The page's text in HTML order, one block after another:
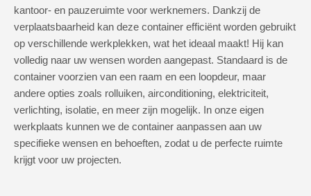
kantoor- en pauzeruimte voor werknemers. Dankzij de
verplaatsbaarheid kan deze container efficiënt worden gebruikt
op verschillende werkplekken, wat het ideaal maakt! Hij kan
volledig naar uw wensen worden aangepast. Standaard is de
container voorzien van een raam en een loopdeur, maar
andere opties zoals rolluiken, airconditioning, elektriciteit,
verlichting, isolatie, en meer zijn mogelijk. In onze eigen
werkplaats kunnen we de container aanpassen aan uw
specifieke wensen en behoeften, zodat u de perfecte ruimte
krijgt voor uw projecten.